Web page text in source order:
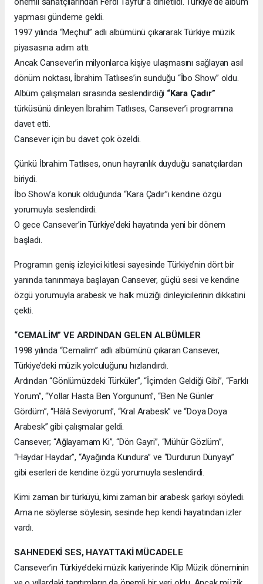
yapması gündeme geldi.
1997 yılında “Meçhul” adlı albümünü çıkararak Türkiye müzik
piyasasına adım attı.
Ancak Cansever’in milyonlarca kişiye ulaşmasını sağlayan asıl
dönüm noktası, İbrahim Tatlıses’in sunduğu “İbo Show” oldu.
Albüm çalışmaları sırasında seslendirdiği “Kara Çadır”
türküsünü dinleyen İbrahim Tatlıses, Cansever’i programına
davet etti.
Cansever için bu davet çok özeldi.
Çünkü İbrahim Tatlıses, onun hayranlık duyduğu sanatçılardan
biriydi.
İbo Show’a konuk olduğunda “Kara Çadır”ı kendine özgü
yorumuyla seslendirdi.
O gece Cansever’in Türkiye’deki hayatında yeni bir dönem
başladı.
Programın geniş izleyici kitlesi sayesinde Türkiye’nin dört bir
yanında tanınmaya başlayan Cansever, güçlü sesi ve kendine
özgü yorumuyla arabesk ve halk müziği dinleyicilerinin dikkatini
çekti.
“CEMALİM” VE ARDINDAN GELEN ALBÜMLER
1998 yılında “Cemalim” adlı albümünü çıkaran Cansever,
Türkiye’deki müzik yolculuğunu hızlandırdı.
Ardından “Gönlümüzdeki Türküler”, “İçimden Geldiği Gibi”, “Farklı
Yorum”, “Yollar Hasta Ben Yorgunum”, “Ben Ne Günler
Gördüm”, “Hâlâ Seviyorum”, “Kral Arabesk” ve “Doya Doya
Arabesk” gibi çalışmalar geldi.
Cansever; “Ağlayamam Ki”, “Dön Gayri”, “Mühür Gözlüm”,
“Haydar Haydar”, “Ayağında Kundura” ve “Durdurun Dünyayı”
gibi eserleri de kendine özgü yorumuyla seslendirdi.
Kimi zaman bir türküyü, kimi zaman bir arabesk şarkıyı söyledi.
Ama ne söylerse söylesin, sesinde hep kendi hayatından izler
vardı.
SAHNEDEKİ SES, HAYATTAKİ MÜCADELE
Cansever’in Türkiye’deki müzik kariyerinde Klip Müzik döneminin